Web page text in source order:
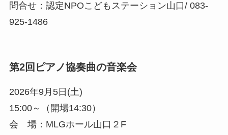
問合せ：認定NPOこどもステーション山口/ 083-
925-1486
第2回ピアノ協奏曲の音楽会
2026年9月5日(土)
15:00～（開場14:30）
会 場：MLGホール山口２F